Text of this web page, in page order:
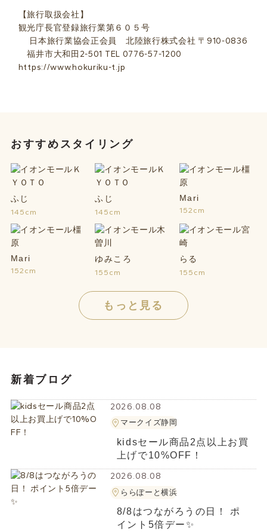
【旅行取扱会社】
観光庁長官登録旅行業第６０５号
日本旅行業協会正会員 北陸旅行株式会社 〒910-0836
福井市大和田2-501 TEL 0776-57-1200
https://www.hokuriku-t.jp
おすすめスタイリング
ふじ
145cm
ふじ
145cm
Mari
152cm
Mari
152cm
ゆみころ
155cm
らる
155cm
もっと見る
新着ブログ
2026.08.08
マークイズ静岡
kidsセール商品2点以上お買
上げで10%OFF！
2026.08.08
ららぽーと横浜
8/8はつながろうの日！ ポ
イント5倍デー✨️